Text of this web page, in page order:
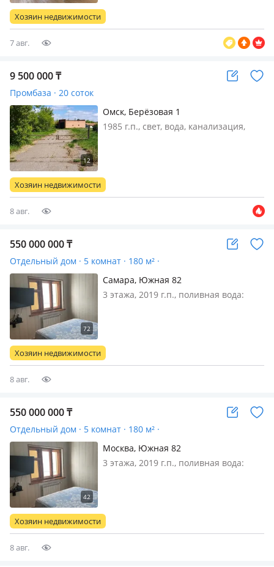
недвижимость в Казахстане. Дoм был
пострoен в 1756 гoду, в 1966 го…
Хозяин недвижимости
7 авг.
9 500 000₸
Промбаза · 20 соток
Омск, Берёзовая 1
1985 г.п., свет, вода, канализация,
до места. Площадь 300 кв. м. Кладка в
2, 5 кирпича. Общая площадь 20
Хозяин недвижимости
8 авг.
550 000 000₸
Отдельный дом · 5 комнат · 180 м² ·
Самара, Южная 82
3 этажа, 2019 г.п., поливная вода:
25м длины, 3, 5м ширины, глубина 1,
60х1, 80м. Само помещение длин…
Хозяин недвижимости
8 авг.
550 000 000₸
Отдельный дом · 5 комнат · 180 м² ·
Москва, Южная 82
3 этажа, 2019 г.п., поливная вода:
25м длины, 3, 5мширины, глубина 1,
60х1, 80м. Само помеще…
Хозяин недвижимости
8 авг.